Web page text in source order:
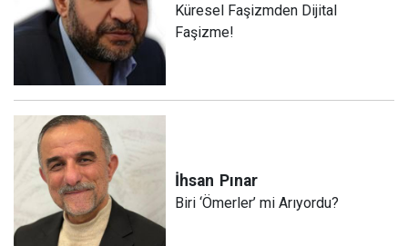
Küresel Faşizmden Dijital
Faşizme!
İhsan Pınar
Biri ‘Ömerler’ mi Arıyordu?